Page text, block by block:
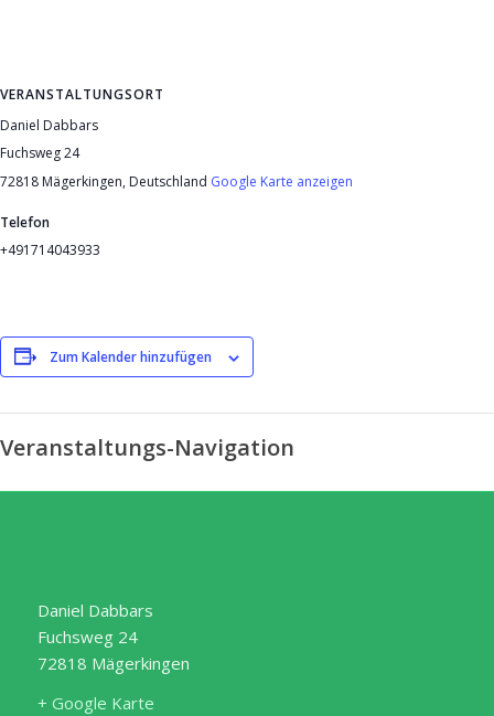
VERANSTALTUNGSORT
Daniel Dabbars
Fuchsweg 24
72818 Mägerkingen, Deutschland Google Karte anzeigen
Telefon
+491714043933
Zum Kalender hinzufügen
Veranstaltungs-Navigation
Daniel Dabbars
Fuchsweg 24
72818 Mägerkingen
+ Google Karte